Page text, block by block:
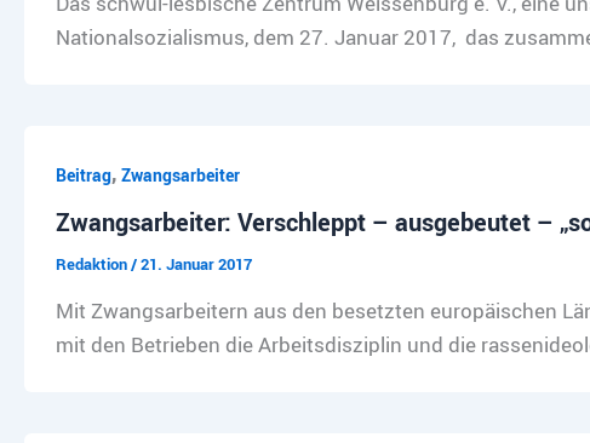
Nationalsozialismus, dem 27. Januar 2017, das
Beitrag, Zwangsarbeiter
Zwangsarbeiter: Verschleppt – ausgebeutet –
Redaktion/21. Januar 2017
Mit Zwangsarbeitern aus den besetzten europäischen
mit den Betrieben die Arbeitsdisziplin und die